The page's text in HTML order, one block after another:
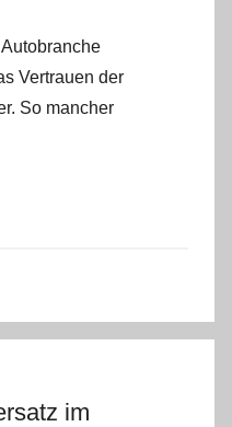
Vertrauen der
So mancher
im